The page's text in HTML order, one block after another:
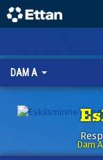
DAM A
Dam A